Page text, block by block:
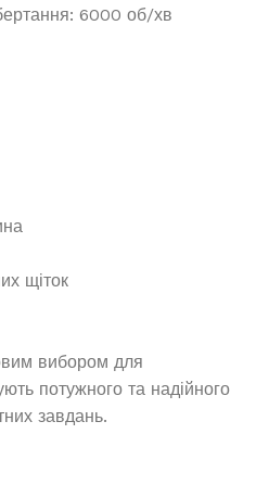
6000 об/хв
щіток
вибором для
потужного та надійного
завдань.